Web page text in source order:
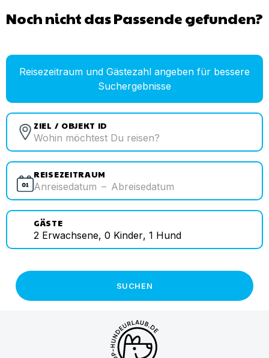
Noch nicht das Passende gefunden?
Reisezeitraum und Gästezahl angeben für bessere
Suchergebnisse
ZIEL / OBJEKT ID
REISEZEITRAUM
Anreisedatum – Abreisedatum
GÄSTE
2 Erwachsene, 0 Kinder, 1 Hund
SUCHEN